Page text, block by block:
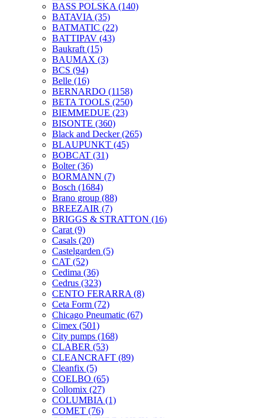
BASS POLSKA (140)
BATAVIA (35)
BATMATIC (22)
BATTIPAV (43)
Baukraft (15)
BAUMAX (3)
BCS (94)
Belle (16)
BERNARDO (1158)
BETA TOOLS (250)
BIEMMEDUE (23)
BISONTE (360)
Black and Decker(265)
BLAUPUNKT (45)
BOBCAT (31)
Bolter(36)
BORMANN (7)
Bosch (1684)
Brano group (88)
BREEZAIR (7)
BRIGGS & STRATTON (16)
Carat (9)
Casals (20)
Castelgarden (5)
CAT (52)
Cedima (36)
Cedrus (323)
CENTO FERARRA (8)
Ceta Form (72)
Chicago Pneumatic (67)
Cimex (501)
City pumps (168)
CLABER (53)
CLEANCRAFT (89)
Cleanfix (5)
COELBO (65)
Collomix (27)
COLUMBIA (1)
COMET (76)